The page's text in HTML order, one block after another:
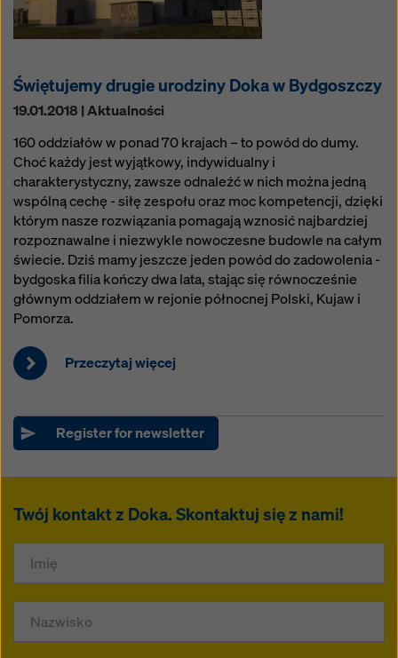
Świętujemy drugie urodziny Doka w Bydgoszczy
19.01.2018 | Aktualności
160 oddziałów w ponad 70 krajach – to powód do dumy.
Choć każdy jest wyjątkowy, indywidualny i
charakterystyczny, zawsze odnaleźć w nich można jedną
wspólną cechę - siłę zespołu oraz moc kompetencji, dzięki
którym nasze rozwiązania pomagają wznosić najbardziej
rozpoznawalne i niezwykle nowoczesne budowle na całym
świecie. Dziś mamy jeszcze jeden powód do zadowolenia -
bydgoska filia kończy dwa lata, stając się równocześnie
głównym oddziałem w rejonie północnej Polski, Kujaw i
Pomorza.
Przeczytaj więcej
Register for newsletter
Twój kontakt z Doka. Skontaktuj się z nami!